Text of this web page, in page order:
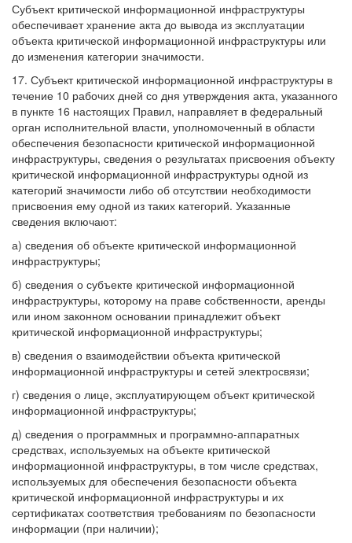
Субъект критической информационной инфраструктуры
обеспечивает хранение акта до вывода из эксплуатации
объекта критической информационной инфраструктуры или
до изменения категории значимости.
17. Субъект критической информационной инфраструктуры в
течение 10 рабочих дней со дня утверждения акта, указанного
в пункте 16 настоящих Правил, направляет в федеральный
орган исполнительной власти, уполномоченный в области
обеспечения безопасности критической информационной
инфраструктуры, сведения о результатах присвоения объекту
критической информационной инфраструктуры одной из
категорий значимости либо об отсутствии необходимости
присвоения ему одной из таких категорий. Указанные
сведения включают:
а) сведения об объекте критической информационной
инфраструктуры;
б) сведения о субъекте критической информационной
инфраструктуры, которому на праве собственности, аренды
или ином законном основании принадлежит объект
критической информационной инфраструктуры;
в) сведения о взаимодействии объекта критической
информационной инфраструктуры и сетей электросвязи;
г) сведения о лице, эксплуатирующем объект критической
информационной инфраструктуры;
д) сведения о программных и программно-аппаратных
средствах, используемых на объекте критической
информационной инфраструктуры, в том числе средствах,
используемых для обеспечения безопасности объекта
критической информационной инфраструктуры и их
сертификатах соответствия требованиям по безопасности
информации (при наличии);